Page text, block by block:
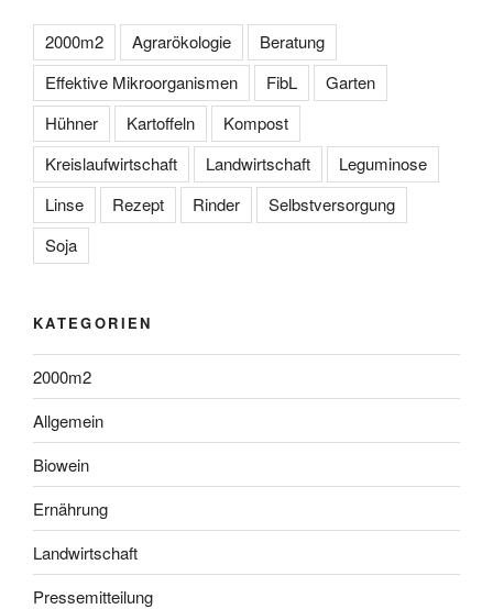
2000m2 Agrarökologie
Beratung
Effektive Mikroorganismen
FibL
Garten
Hühner
Kartoffeln
Kompost
Kreislaufwirtschaft
Landwirtschaft
Leguminose
Linse
Rezept Rinder
Selbstversorgung
Soja
KATEGORIEN
2000m2
Allgemein
Biowein
Ernährung
Landwirtschaft
Pressemitteilung